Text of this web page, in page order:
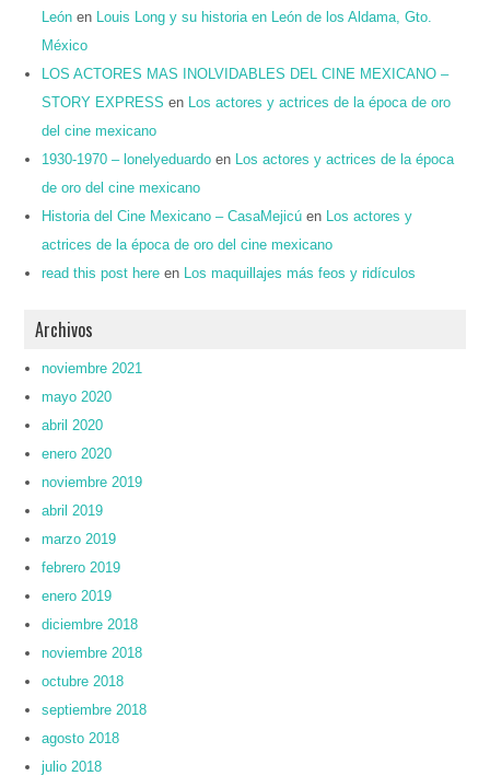
León en
Louis Long y su historia en León de los Aldama, Gto.
México
LOS ACTORES MAS INOLVIDABLES DEL CINE MEXICANO –
STORY EXPRESS en
Los actores y actrices de la época de oro
del cine mexicano
1930-1970 – lonelyeduardo en
Los actores y actrices de la época
de oro del cine mexicano
Historia del Cine Mexicano – CasaMejicú en
Los actores y
actrices de la época de oro del cine mexicano
read this post here en Los maquillajes más feos y ridículos
Archivos
noviembre 2021
mayo 2020
abril 2020
enero 2020
noviembre 2019
abril 2019
marzo 2019
febrero 2019
enero 2019
diciembre 2018
noviembre 2018
octubre 2018
septiembre 2018
agosto 2018
julio 2018